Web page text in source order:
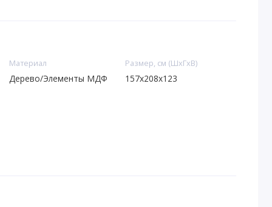
Материал
Дерево/Элементы МДФ
Размер, см (ШхГхВ)
157x208x123